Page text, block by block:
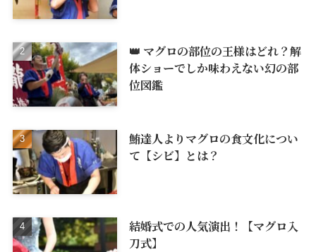
👑 マグロの部位の王様はどれ？解
体ショーでしか味わえない幻の部
位図鑑
鮪達人よりマグロの食文化につい
て【シビ】とは？
結婚式での人気演出！【マグロ入
刀式】